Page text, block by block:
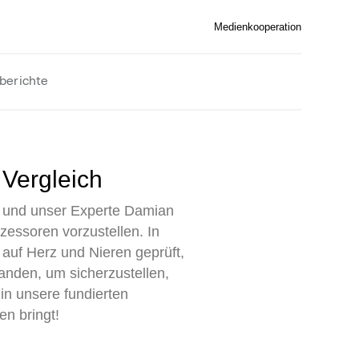
Medienkooperation
unser Experte Damian
vorzustellen. In
Herz und Nieren geprüft,
um sicherzustellen,
unsere fundierten
bringt!